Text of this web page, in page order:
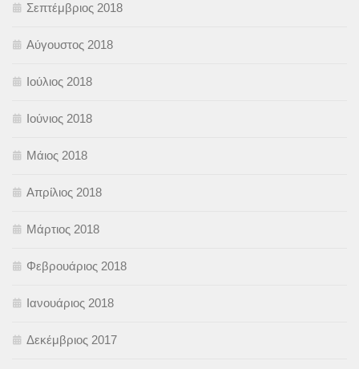
Σεπτέμβριος 2018
Αύγουστος 2018
Ιούλιος 2018
Ιούνιος 2018
Μάιος 2018
Απρίλιος 2018
Μάρτιος 2018
Φεβρουάριος 2018
Ιανουάριος 2018
Δεκέμβριος 2017